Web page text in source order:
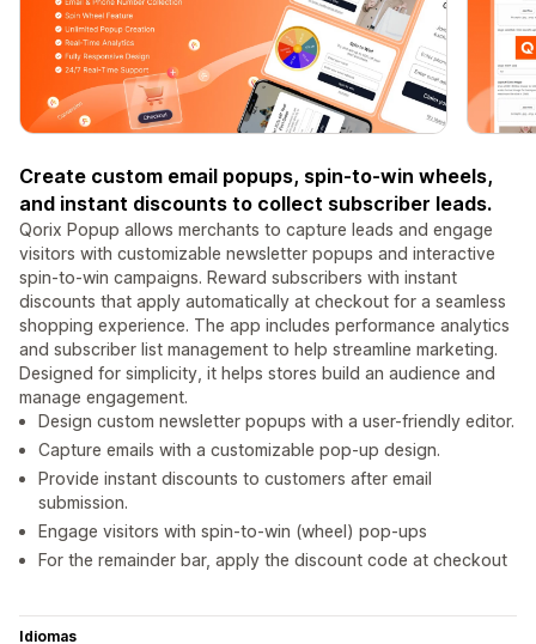
Create custom email popups, spin-to-win wheels,
and instant discounts to collect subscriber leads.
Qorix Popup allows merchants to capture leads and engage
visitors with customizable newsletter popups and interactive
spin-to-win campaigns. Reward subscribers with instant
discounts that apply automatically at checkout for a seamless
shopping experience. The app includes performance analytics
and subscriber list management to help streamline marketing.
Designed for simplicity, it helps stores build an audience and
manage engagement.
Design custom newsletter popups with a user-friendly editor.
Capture emails with a customizable pop-up design.
Provide instant discounts to customers after email
submission.
Engage visitors with spin-to-win (wheel) pop-ups
For the remainder bar, apply the discount code at checkout
Idiomas